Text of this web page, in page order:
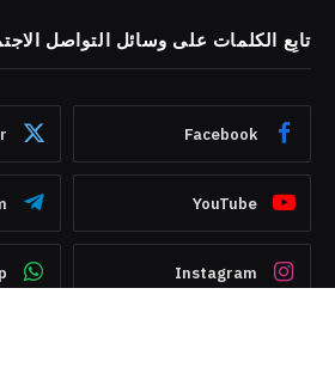
تابِع الكلمات على وسائل التواصل
Facebook
YouTube
Instagram